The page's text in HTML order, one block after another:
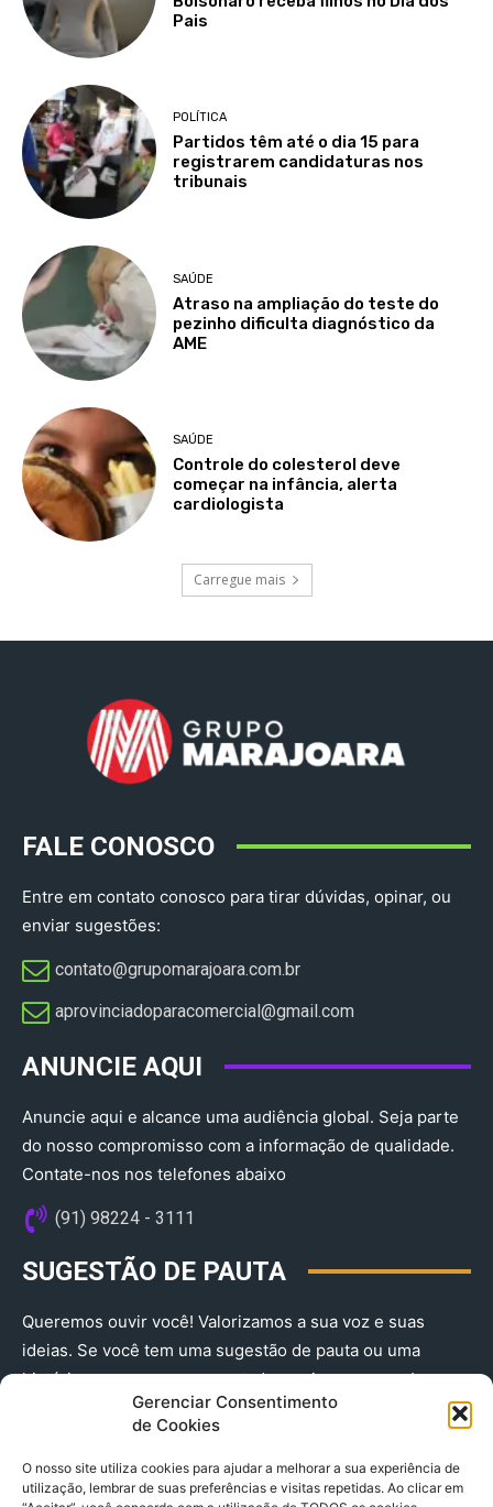
Gerenciar Consentimento
de Cookies
O nosso site utiliza cookies para ajudar a melhorar a sua experiência de
utilização, lembrar de suas preferências e visitas repetidas. Ao clicar em
Pais
POLÍTICA
Partidos têm até o dia 15 para
registrarem candidaturas nos
tribunais
SAÚDE
Atraso na ampliação do teste do
pezinho dificulta diagnóstico da
AME
SAÚDE
Controle do colesterol deve
começar na infância, alerta
cardiologista
Carregue mais
FALE CONOSCO
Entre em contato conosco para tirar dúvidas, opinar, ou
enviar sugestões:
contato@grupomarajoara.com.br
aprovinciadoparacomercial@gmail.com​
ANUNCIE AQUI
Anuncie aqui e alcance uma audiência global. Seja parte
do nosso compromisso com a informação de qualidade.
Contate-nos nos telefones abaixo
(91) 98224 - 3111
SUGESTÃO DE PAUTA
Queremos ouvir você! Valorizamos a sua voz e suas
ideias. Se você tem uma sugestão de pauta ou uma
história que merece ser contada, envie-nos agora!
(91) 98224 - 3111